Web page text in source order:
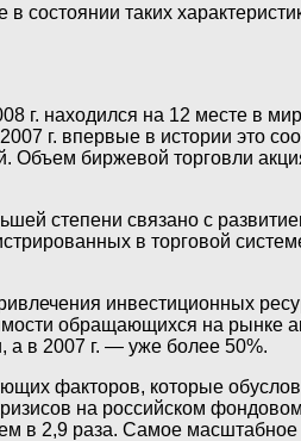
таких
г. находился на 12 месте в
г. впервые в истории это
биржевой торговли
степени связано с
в торговой
инвестиционных
обращающихся на рынке
а в 2007 г. — уже более 50%.
факторов, которые
на российском
в 2,9 раза. Самое